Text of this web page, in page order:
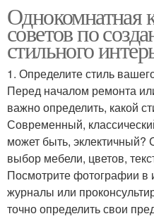
Однокомнатная
советов по
стильного
1. Определите стиль
Перед началом ремонта
важно определить, какой
Современный,
может быть, эклектичный?
выбор мебели, цветов,
Посмотрите фотографии в
журналы или
точно определить свои